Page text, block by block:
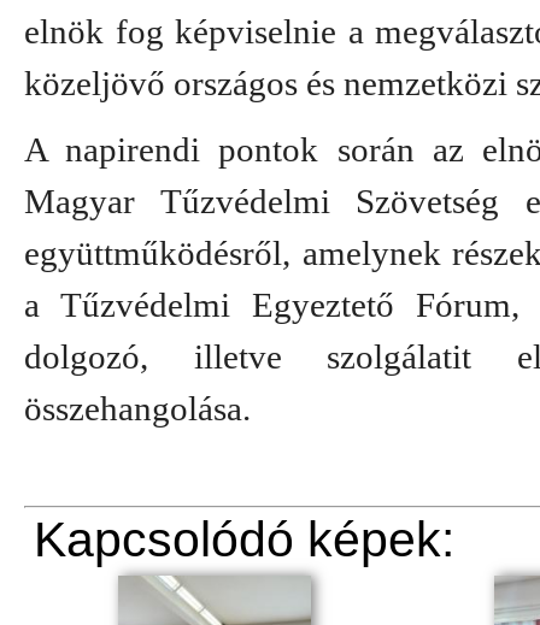
elnök fog képviselnie a
közeljövő országos és nemzetközi
A napirendi pontok során az
Magyar Tűzvédelmi Szövetség
együttműködésről, amelynek
a Tűzvédelmi Egyeztető
dolgozó, illetve szolgálatit
összehangolása.
Kapcsolódó képek: